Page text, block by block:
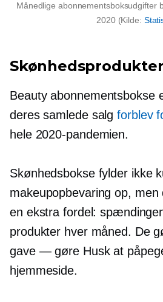
Månedlige abonnementsboksudgifter
2020 (Kilde:
Skønhedsprodukter
Beauty abonnementsbokse
deres samlede salgforblev
hele 2020-pandemien.
Skønhedsbokse fylder ikke
makeupopbevaring op, men
en ekstra fordel:
produkter hver måned. De
gave — gøreHusk at
hjemmeside.